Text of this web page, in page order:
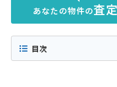
あなたの物件の査
目次